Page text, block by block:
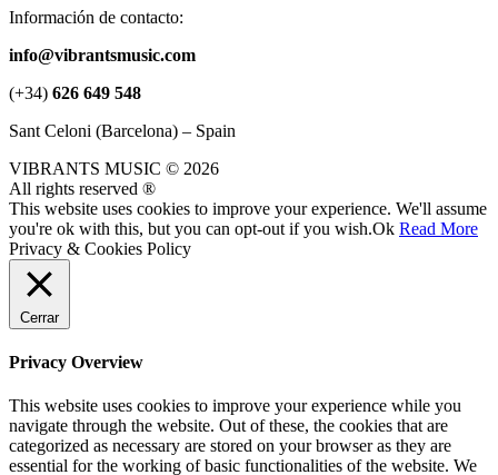
Información de contacto:
info@vibrantsmusic.com
(+34) 626 649 548
Sant Celoni (Barcelona) – Spain
VIBRANTS MUSIC © 2026
All rights reserved ®
This website uses cookies to improve your experience. We'll assume
you're ok with this, but you can opt-out if you wish.Ok Read More
Privacy & Cookies Policy
Cerrar
Privacy Overview
This website uses cookies to improve your experience while you
navigate through the website. Out of these, the cookies that are
categorized as necessary are stored on your browser as they are
essential for the working of basic functionalities of the website. We